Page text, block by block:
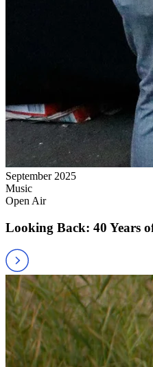
September 2025
Music
Open Air
Looking Back: 40 Years